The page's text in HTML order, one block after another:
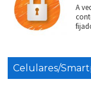
A
Celulares/